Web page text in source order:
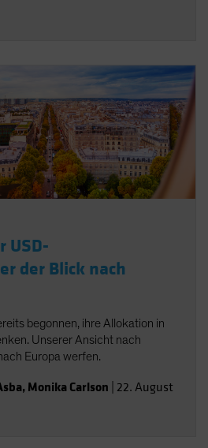
USD-
der Blick nach
begonnen, ihre Allokation in
Unserer Ansicht nach
Europa werfen.
, Monika Carlson 22. August